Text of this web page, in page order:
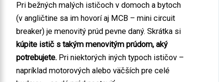
Pri bežných malých ističoch v domoch a bytoch
(v angličtine sa im hovorí aj MCB – mini circuit
breaker) je menovitý prúd pevne daný. Skrátka si
kúpite istič s takým menovitým prúdom, aký
potrebujete. Pri niektorých iných typoch ističov –
napríklad motorových alebo väčších pre celé